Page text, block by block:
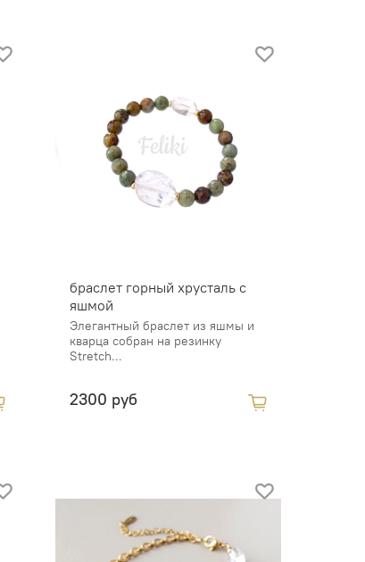
браслет горный хрусталь с
яшмой
Элегантный браслет из яшмы и
кварца собран на резинку
Stretch...
2300 руб